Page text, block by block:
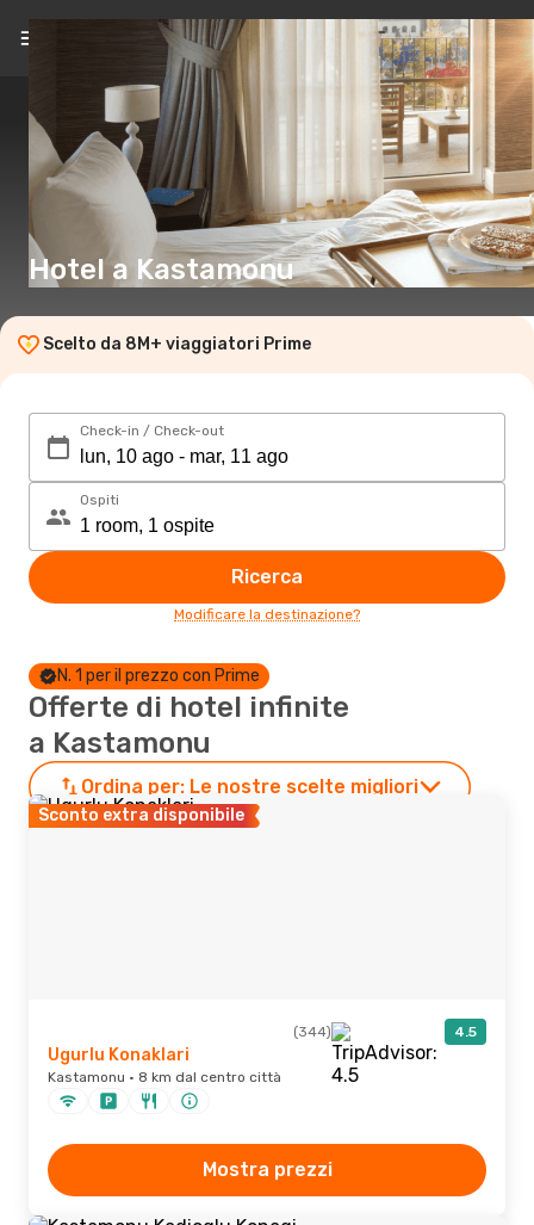
IT(CHF)
Hotel a Kastamonu
Scelto da 8M+ viaggiatori Prime
Check-in / Check-out
Ospiti
Ricerca
Modificare la destinazione?
N. 1 per il prezzo con Prime
Offerte di hotel infinite
a Kastamonu
Ordina per: Le nostre scelte migliori
Sconto extra disponibile
(344) 4.5
Ugurlu Konaklari
Kastamonu · 8 km dal centro città
Mostra prezzi